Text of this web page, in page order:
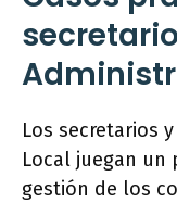
Los secretarios
Local juegan
gestión de los